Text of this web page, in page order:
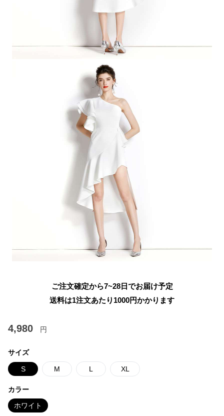
ご注文確定から7~28日でお届け予定
送料は1注文あたり 1000円かかります
4,980 円
サイズ
S M L XL
カラー
ホワイト